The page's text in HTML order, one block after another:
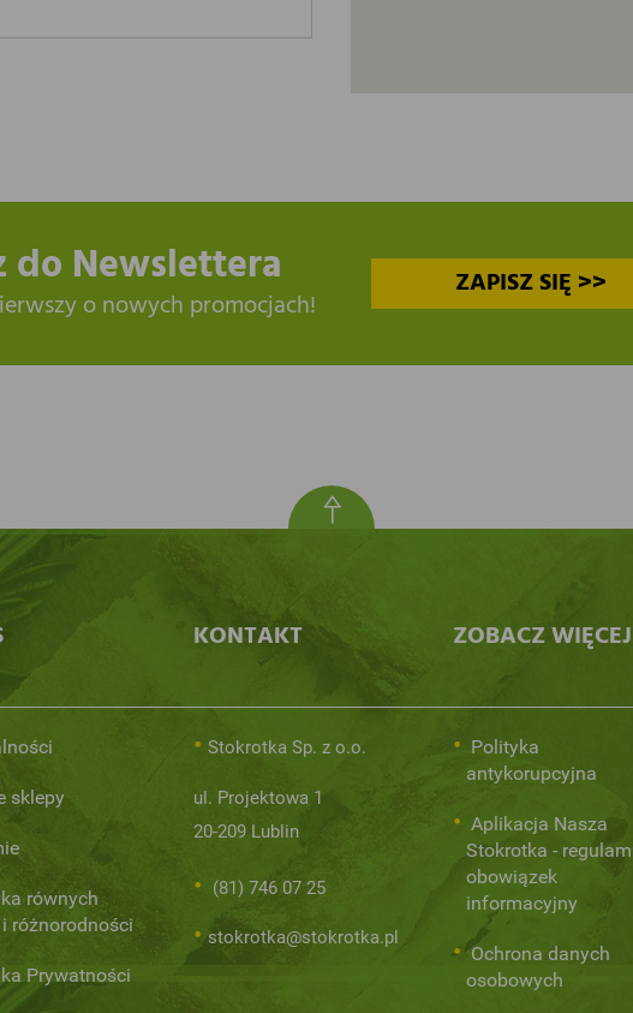
do Newslettera
o nowych promocjach!
ZAPISZ SIĘ >>
sklepy
równych
różnorodności
Prywatności
KONTAKT
Stokrotka Sp. z o.o.
ul. Projektowa 1
20-209 Lublin
(81) 746 07 25
stokrotka@stokrotka.pl
ZOBACZ WIĘCEJ
Polityka
antykorupcyjna
Aplikacja Nasza
Stokrotka -
obowiązek
informacyjny
Ochrona danych
osobowych